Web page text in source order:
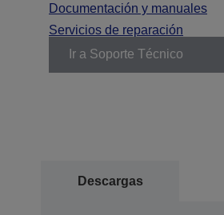
Documentación y manuales
Servicios de reparación
Ir a Soporte Técnico
Descargas